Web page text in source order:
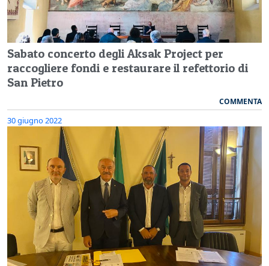
Sabato concerto degli Aksak Project per
raccogliere fondi e restaurare il refettorio di
San Pietro
COMMENTA
30 giugno 2022